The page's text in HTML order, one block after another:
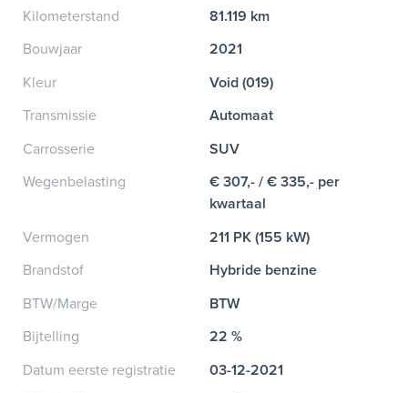
Kilometerstand
81.119 km
Bouwjaar
2021
Kleur
Void (019)
Transmissie
Automaat
Carrosserie
SUV
Wegenbelasting
€ 307,- / € 335,- per
kwartaal
Vermogen
211 PK (155 kW)
Brandstof
Hybride benzine
BTW/Marge
BTW
Bijtelling
22 %
Datum eerste registratie
03-12-2021